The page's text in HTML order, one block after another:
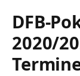
DFB-
2020/